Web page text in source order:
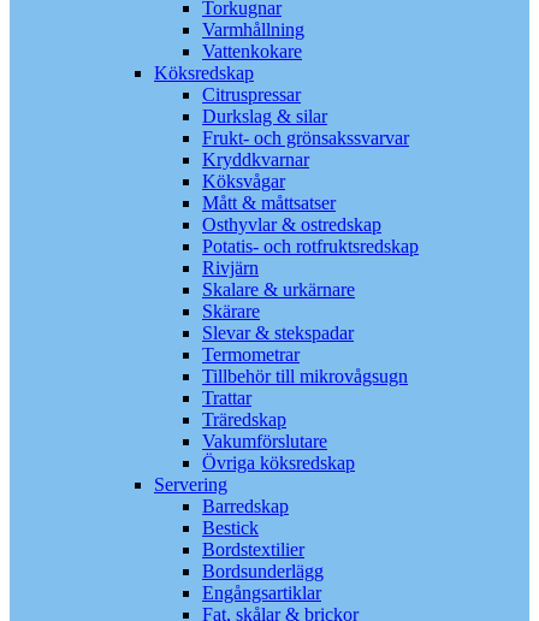
Torkugnar
Varmhållning
Vattenkokare
Köksredskap
Citruspressar
Durkslag & silar
Frukt- och grönsakssvarvar
Kryddkvarnar
Köksvågar
Mått & måttsatser
Osthyvlar & ostredskap
Potatis- och rotfruktsredskap
Rivjärn
Skalare & urkärnare
Skärare
Slevar & stekspadar
Termometrar
Tillbehör till mikrovågsugn
Trattar
Träredskap
Vakumförslutare
Övriga köksredskap
Servering
Barredskap
Bestick
Bordstextilier
Bordsunderlägg
Engångsartiklar
Fat, skålar & brickor